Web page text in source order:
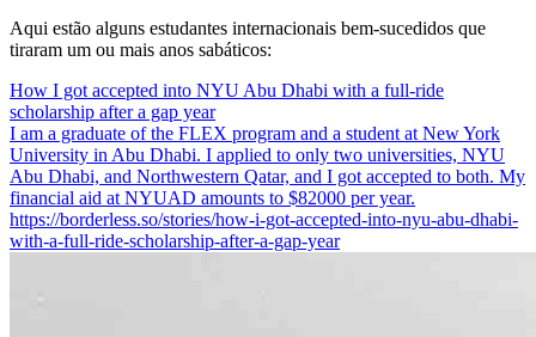
Aqui estão alguns estudantes internacionais bem-sucedidos que
tiraram um ou mais anos sabáticos:
How I got accepted into NYU Abu Dhabi with a full-ride
scholarship after a gap year
I am a graduate of the FLEX program and a student at New York
University in Abu Dhabi. I applied to only two universities, NYU
Abu Dhabi, and Northwestern Qatar, and I got accepted to both. My
financial aid at NYUAD amounts to $82000 per year.
https://borderless.so/stories/how-i-got-accepted-into-nyu-abu-dhabi-
with-a-full-ride-scholarship-after-a-gap-year